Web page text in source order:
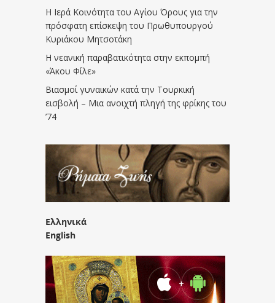
Η Ιερά Κοινότητα του Αγίου Όρους για την
πρόσφατη επίσκεψη του Πρωθυπουργού
Κυριάκου Μητσοτάκη
Η νεανική παραβατικότητα στην εκπομπή
«Άκου Φίλε»
Βιασμοί γυναικών κατά την Τουρκική
εισβολή – Μια ανοιχτή πληγή της φρίκης του
’74
Ελληνικά
English